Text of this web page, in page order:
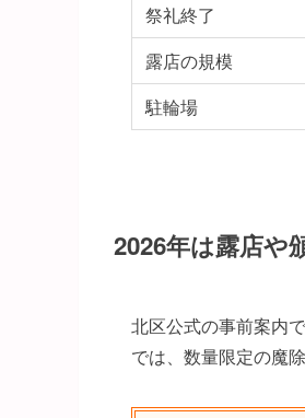
祭礼終了
露店の規模
駐輪場
2026年は露店や
北区公式の事前案内
では、数量限定の魔